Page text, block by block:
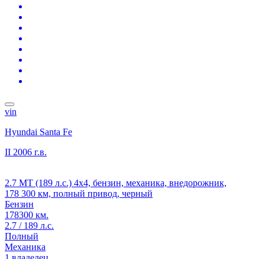
vin
Hyundai Santa Fe
II 2006 г.в.
2.7 MT (189 л.с.) 4x4, бензин, механика, внедорожник,
178 300 км, полный привод, черный
Бензин
178300 км.
2.7 / 189 л.с.
Полный
Механика